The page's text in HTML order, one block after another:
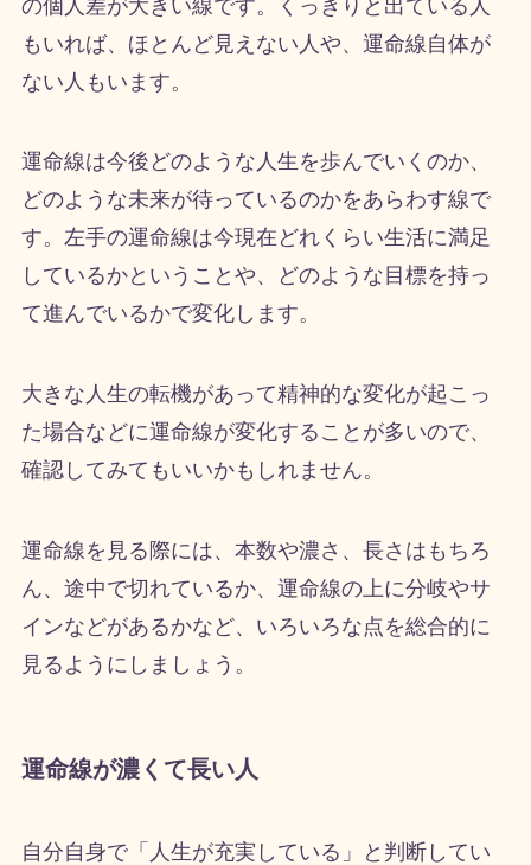
の個人差が大きい線です。くっきりと出ている人
もいれば、ほとんど見えない人や、運命線自体が
ない人もいます。
運命線は今後どのような人生を歩んでいくのか、
どのような未来が待っているのかをあらわす線で
す。左手の運命線は今現在どれくらい生活に満足
しているかということや、どのような目標を持っ
て進んでいるかで変化します。
大きな人生の転機があって精神的な変化が起こっ
た場合などに運命線が変化することが多いので、
確認してみてもいいかもしれません。
運命線を見る際には、本数や濃さ、長さはもちろ
ん、途中で切れているか、運命線の上に分岐やサ
インなどがあるかなど、いろいろな点を総合的に
見るようにしましょう。
運命線が濃くて長い人
自分自身で「人生が充実している」と判断してい